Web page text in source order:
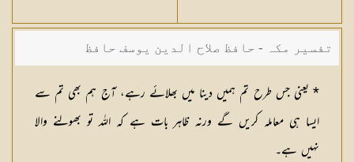
تفسیر مکہ - حافظ صلاح الدین یوسف حافظ
* یعنی جس طرح تم ہمیں دینا میں بھلائے رہے، آج ہم بھی تم سے
ایسا ہی معاملہ کریں گے ورنہ ظاہر بات ہے کہ اللہ تو بھولنے والا
نہیں ہے۔